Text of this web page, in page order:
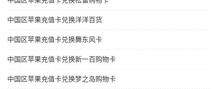
中国区苹果充值卡兑换洋洋百货
中国区苹果充值卡兑换舞东风卡
中国区苹果充值卡兑换新一百购物卡
中国区苹果充值卡兑换梦之岛购物卡